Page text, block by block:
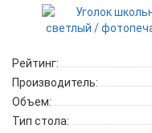
Рейтинг:
Производитель:
Объем:
Тип стола: